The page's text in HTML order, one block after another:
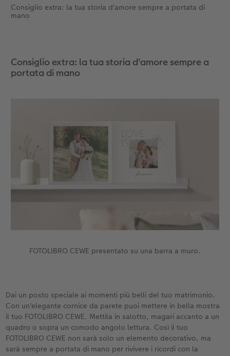
Consiglio extra: la tua storia d'amore sempre a portata di
mano
Consiglio extra: la tua storia d'amore sempre a
portata di mano
FOTOLIBRO CEWE presentato su una barra a muro.
Dai un posto speciale ai momenti più belli del tuo matrimonio.
Con un'elegante cornice da parete puoi mettere in bella mostra
il tuo FOTOLIBRO CEWE. Mettila in salotto, magari accanto a un
quadro o sopra un comodo angolo lettura. Così il tuo
FOTOLIBRO CEWE non sarà solo un elemento decorativo, ma
sarà sempre a portata di mano per rivivere i ricordi con la